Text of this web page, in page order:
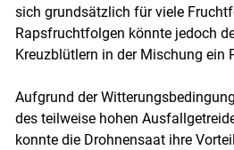
sich grundsätzlich für viele
Rapsfruchtfolgen könnte jedoch
Kreuzblütlern in der Mischung ein
Aufgrund der
des teilweise hohen
konnte die Drohnensaat ihre